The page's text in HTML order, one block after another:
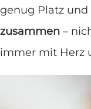
genug Platz und
zusammen –
immer mit Herz